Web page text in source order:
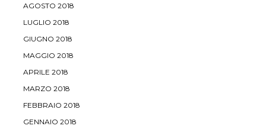
AGOSTO 2018
LUGLIO 2018
GIUGNO 2018
MAGGIO 2018
APRILE 2018
MARZO 2018
FEBBRAIO 2018
GENNAIO 2018